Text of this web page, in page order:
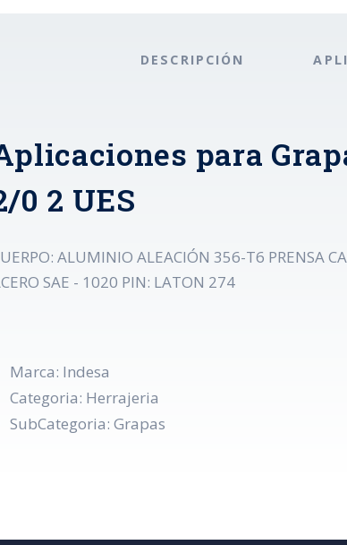
DESCRIPCIÓN
para
0 2 UES
ALUMINIO ALEACIÓN 356-T6 PRENSA
SAE - 1020 PIN: LATON 274
Marca: Indesa
Categoria: Herrajeria
SubCategoria: Grapas